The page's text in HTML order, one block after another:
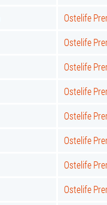
Ostelife
Ostelife
Ostelife
Ostelife
Ostelife
Ostelife
Ostelife
Ostelife